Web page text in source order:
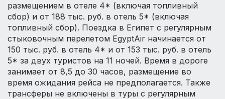
размещением в отеле 4* (включая топливный
сбор) и от 188 тыс. руб. в отель 5* (включая
топливный сбор). Поездка в Египет с регулярным
стыковочным перелетом EgyptAir начинается от
150 тыс. руб. в отель 4* и от 153 тыс. руб. в отель
5* за двух туристов на 11 ночей. Время в дороге
занимает от 8,5 до 30 часов, размещение во
время ожидания рейса не предполагается. Также
трансферы не включены в туры с регулярным